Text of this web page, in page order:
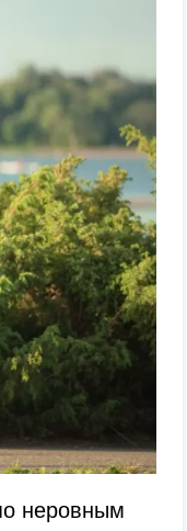
неровным